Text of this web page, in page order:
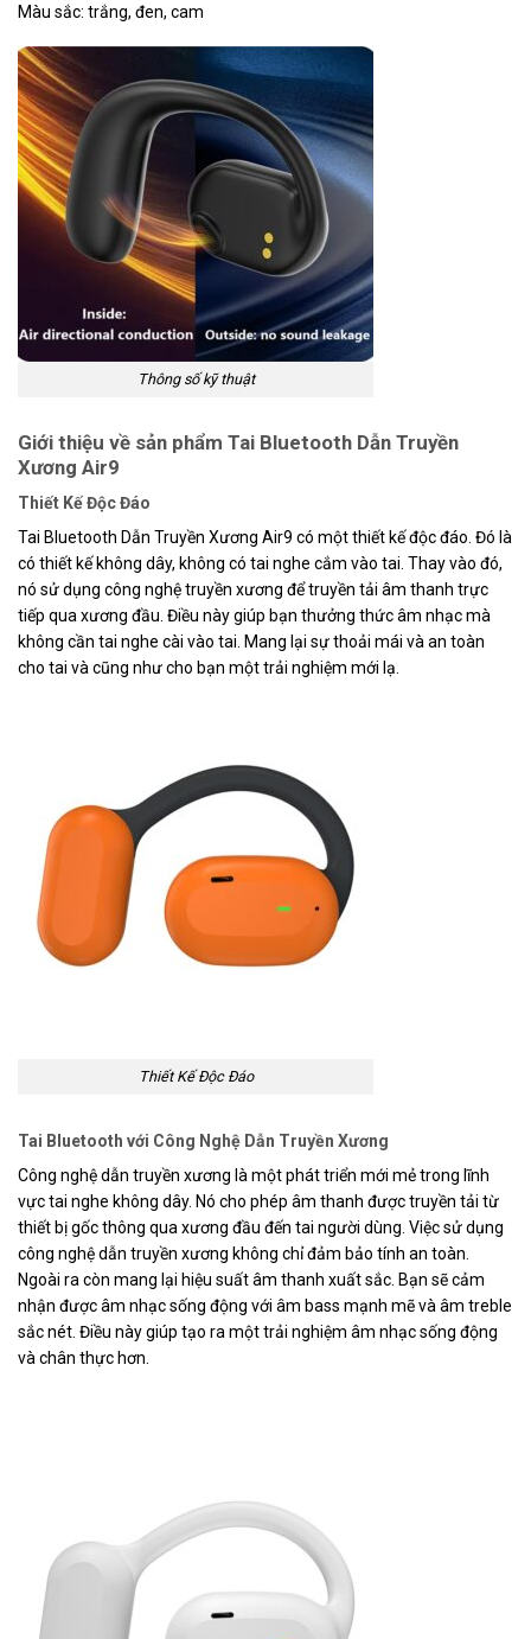
Màu sắc: trắng, đen, cam
Thông số kỹ thuật
Giới thiệu về sản phẩm Tai Bluetooth Dẫn Truyền
Xương Air9
Thiết Kế Độc Đáo
Tai Bluetooth Dẫn Truyền Xương Air9 có một thiết kế độc đáo. Đó là
có thiết kế không dây, không có tai nghe cắm vào tai. Thay vào đó,
nó sử dụng công nghệ truyền xương để truyền tải âm thanh trực
tiếp qua xương đầu. Điều này giúp bạn thưởng thức âm nhạc mà
không cần tai nghe cài vào tai. Mang lại sự thoải mái và an toàn
cho tai và cũng như cho bạn một trải nghiệm mới lạ.
Thiết Kế Độc Đáo
Tai Bluetooth với Công Nghệ Dẫn Truyền Xương
Công nghệ dẫn truyền xương là một phát triển mới mẻ trong lĩnh
vực tai nghe không dây. Nó cho phép âm thanh được truyền tải từ
thiết bị gốc thông qua xương đầu đến tai người dùng. Việc sử dụng
công nghệ dẫn truyền xương không chỉ đảm bảo tính an toàn.
Ngoài ra còn mang lại hiệu suất âm thanh xuất sắc. Bạn sẽ cảm
nhận được âm nhạc sống động với âm bass mạnh mẽ và âm treble
sắc nét. Điều này giúp tạo ra một trải nghiệm âm nhạc sống động
và chân thực hơn.